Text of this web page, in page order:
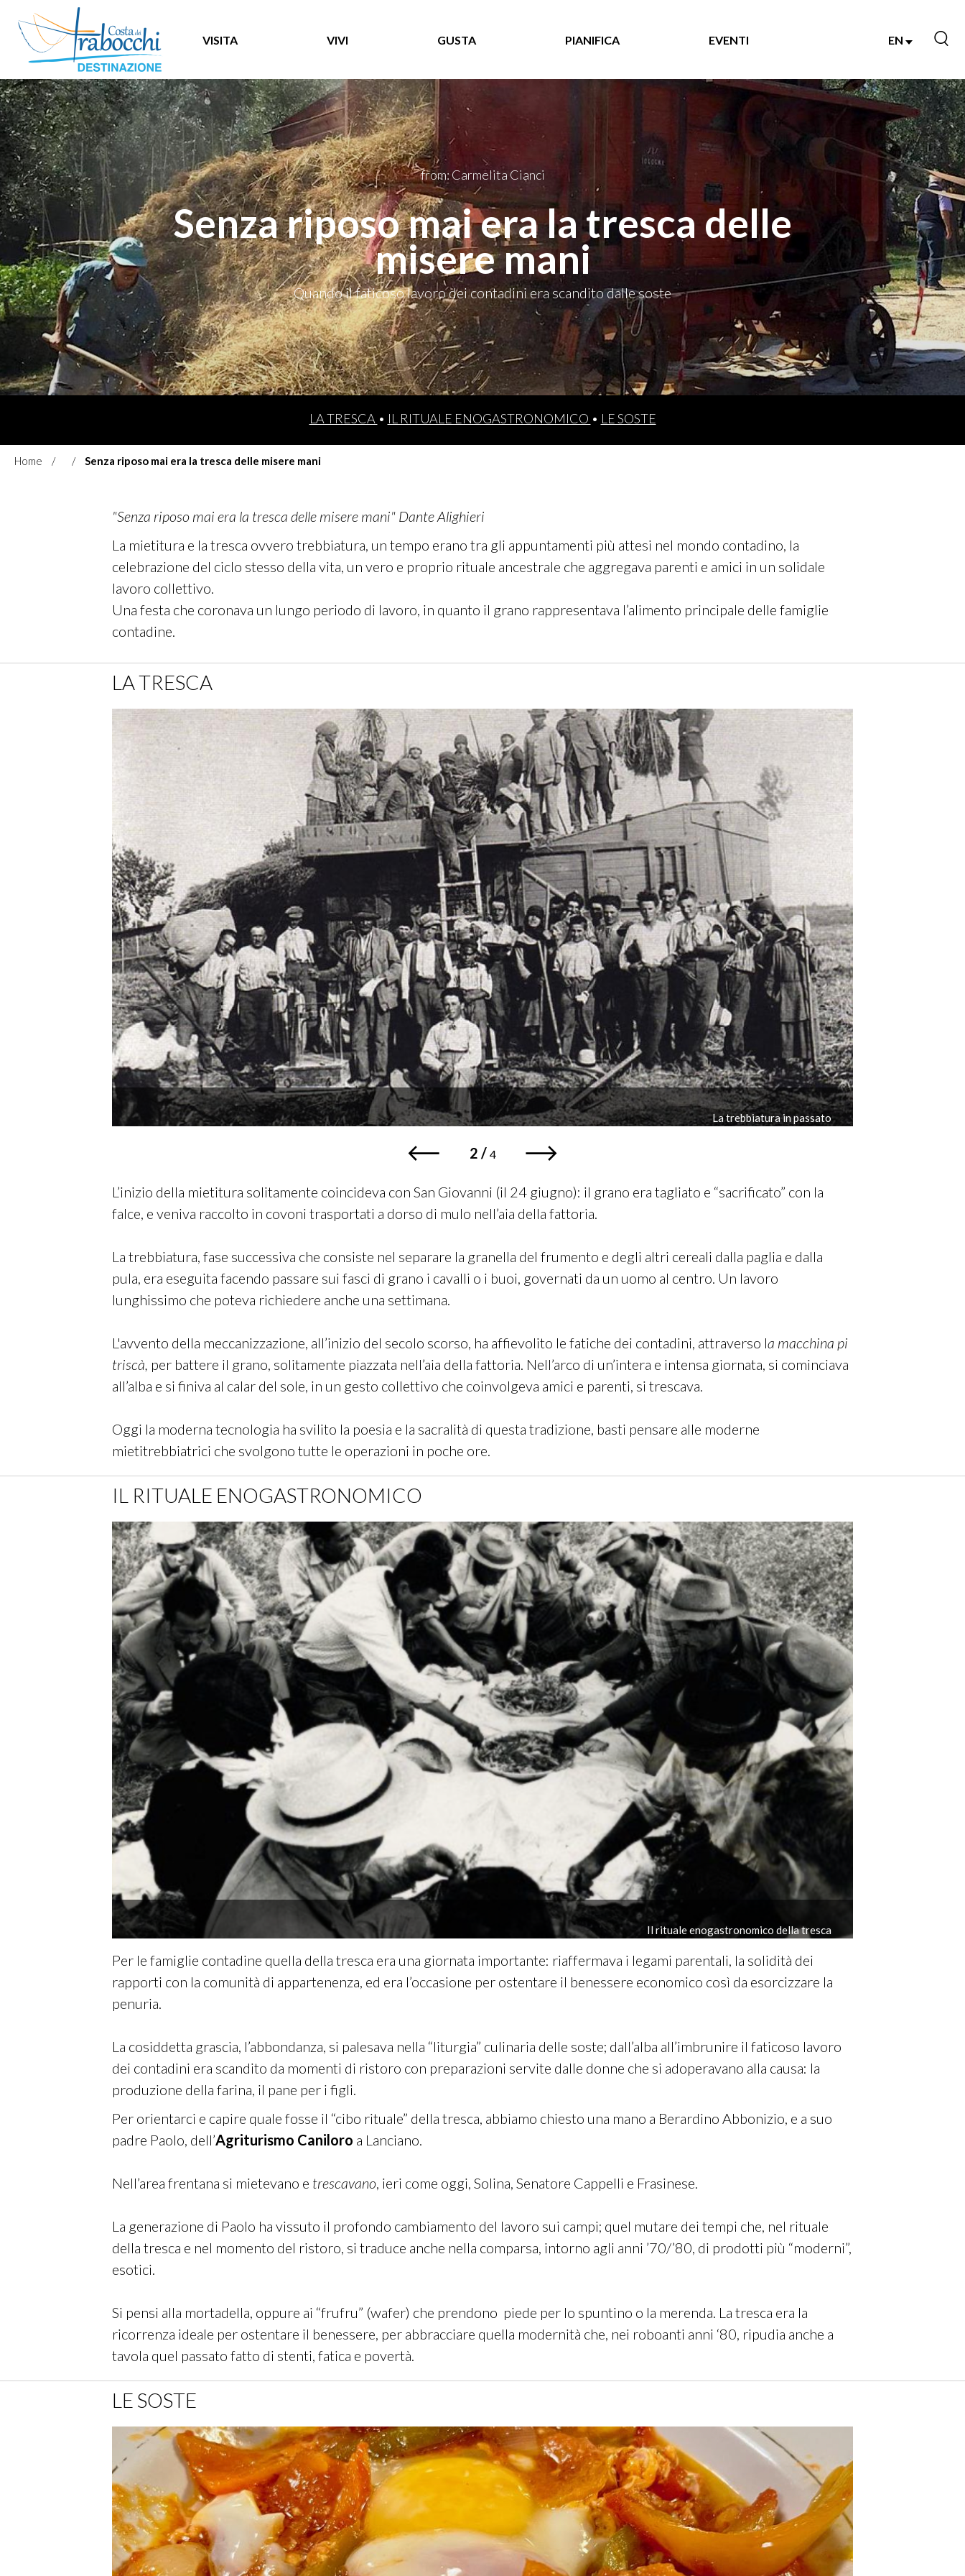
VISITA VIVI GUSTA PIANIFICA EVENTI EN
from: Carmelita Cianci
Senza riposo mai era la tresca delle
misere mani
Quando il faticoso lavoro dei contadini era scandito dalle soste
LA TRESCA • IL RITUALE ENOGASTRONOMICO • LE SOSTE
Home Senza riposo mai era la tresca delle misere mani
"Senza riposo mai era la tresca delle misere mani" Dante Alighieri
La mietitura e la tresca ovvero trebbiatura, un tempo erano tra gli appuntamenti più attesi nel mondo contadino, la
celebrazione del ciclo stesso della vita, un vero e proprio rituale ancestrale che aggregava parenti e amici in un solidale
lavoro collettivo.
Una festa che coronava un lungo periodo di lavoro, in quanto il grano rappresentava l’alimento principale delle famiglie
contadine.
LA TRESCA
La trebbiatura in passato
2 / 4
L’inizio della mietitura solitamente coincideva con San Giovanni (il 24 giugno): il grano era tagliato e “sacrificato” con la
falce, e veniva raccolto in covoni trasportati a dorso di mulo nell’aia della fattoria.
La trebbiatura, fase successiva che consiste nel separare la granella del frumento e degli altri cereali dalla paglia e dalla
pula, era eseguita facendo passare sui fasci di grano i cavalli o i buoi, governati da un uomo al centro. Un lavoro
lunghissimo che poteva richiedere anche una settimana.
L'avvento della meccanizzazione, all’inizio del secolo scorso, ha affievolito le fatiche dei contadini, attraverso la macchina pi
triscà, per battere il grano, solitamente piazzata nell’aia della fattoria. Nell’arco di un’intera e intensa giornata, si cominciava
all’alba e si finiva al calar del sole, in un gesto collettivo che coinvolgeva amici e parenti, si trescava.
Oggi la moderna tecnologia ha svilito la poesia e la sacralità di questa tradizione, basti pensare alle moderne
mietitrebbiatrici che svolgono tutte le operazioni in poche ore.
IL RITUALE ENOGASTRONOMICO
Il rituale enogastronomico della tresca
Per le famiglie contadine quella della tresca era una giornata importante: riaffermava i legami parentali, la solidità dei
rapporti con la comunità di appartenenza, ed era l’occasione per ostentare il benessere economico così da esorcizzare la
penuria.
La cosiddetta grascia, l’abbondanza, si palesava nella “liturgia” culinaria delle soste; dall’alba all’imbrunire il faticoso lavoro
dei contadini era scandito da momenti di ristoro con preparazioni servite dalle donne che si adoperavano alla causa: la
produzione della farina, il pane per i figli.
Per orientarci e capire quale fosse il “cibo rituale” della tresca, abbiamo chiesto una mano a Berardino Abbonizio, e a suo
padre Paolo, dell’Agriturismo Caniloro a Lanciano.
Nell’area frentana si mietevano e trescavano, ieri come oggi, Solina, Senatore Cappelli e Frasinese.
La generazione di Paolo ha vissuto il profondo cambiamento del lavoro sui campi; quel mutare dei tempi che, nel rituale
della tresca e nel momento del ristoro, si traduce anche nella comparsa, intorno agli anni ’70/’80, di prodotti più “moderni”,
esotici.
Si pensi alla mortadella, oppure ai “frufru” (wafer) che prendono piede per lo spuntino o la merenda. La tresca era la
ricorrenza ideale per ostentare il benessere, per abbracciare quella modernità che, nei roboanti anni ‘80, ripudia anche a
tavola quel passato fatto di stenti, fatica e povertà.
LE SOSTE